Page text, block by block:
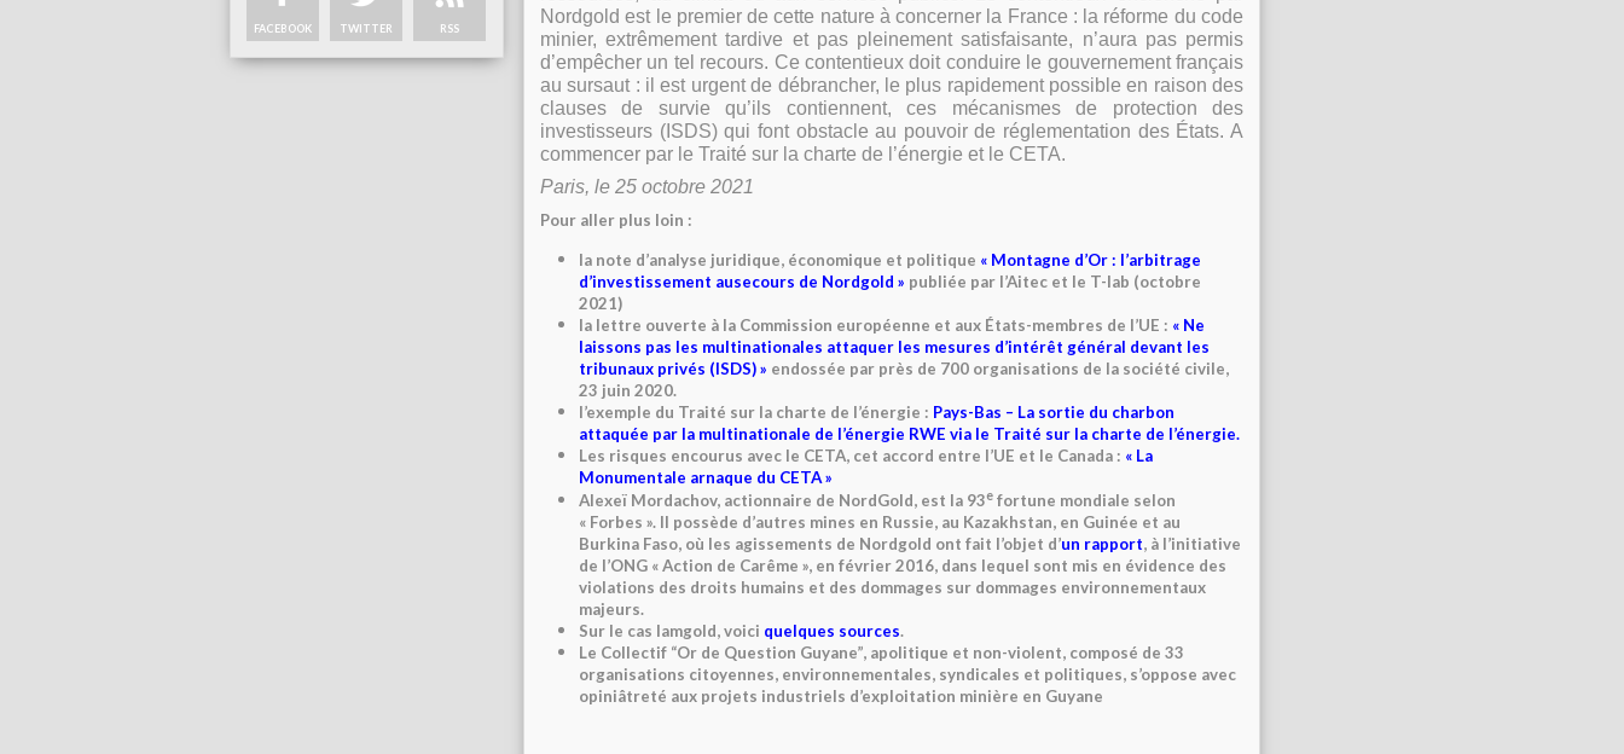
FACEBOOK TWITTER RSS
Nordgold est le premier de cette nature à concerner la France : la réforme du code
minier, extrêmement tardive et pas pleinement satisfaisante, n’aura pas permis
d’empêcher un tel recours. Ce contentieux doit conduire le gouvernement français
au sursaut : il est urgent de débrancher, le plus rapidement possible en raison des
clauses de survie qu’ils contiennent, ces mécanismes de protection des
investisseurs (ISDS) qui font obstacle au pouvoir de réglementation des États. A
commencer par le Traité sur la charte de l’énergie et le CETA.
Paris, le 25 octobre 2021
Pour aller plus loin :
la note d’analyse juridique, économique et politique « Montagne d’Or : l’arbitrage
d’investissement ausecours de Nordgold » publiée par l’Aitec et le T-lab (octobre
2021)
la lettre ouverte à la Commission européenne et aux États-membres de l’UE : « Ne
laissons pas les multinationales attaquer les mesures d’intérêt général devant les
tribunaux privés (ISDS) » endossée par près de 700 organisations de la société civile,
23 juin 2020.
l’exemple du Traité sur la charte de l’énergie : Pays-Bas – La sortie du charbon
attaquée par la multinationale de l’énergie RWE via le Traité sur la charte de l’énergie.
Les risques encourus avec le CETA, cet accord entre l’UE et le Canada : « La
Monumentale arnaque du CETA »
Alexeï Mordachov, actionnaire de NordGold, est la 93e fortune mondiale selon
« Forbes ». Il possède d’autres mines en Russie, au Kazakhstan, en Guinée et au
Burkina Faso, où les agissements de Nordgold ont fait l’objet d’un rapport, à l’initiative
de l’ONG « Action de Carême », en février 2016, dans lequel sont mis en évidence des
violations des droits humains et des dommages sur dommages environnementaux
majeurs.
Sur le cas Iamgold, voici quelques sources.
Le Collectif “Or de Question Guyane”, apolitique et non-violent, composé de 33
organisations citoyennes, environnementales, syndicales et politiques, s’oppose avec
opiniâtreté aux projets industriels d’exploitation minière en Guyane